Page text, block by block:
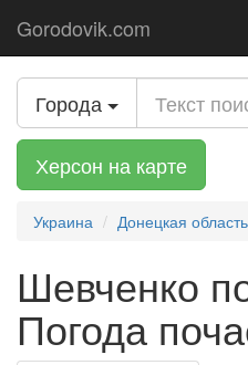
Gorodovik.com
Города
Херсон на карте
Украина Донецкая область
Шевченко
Погода